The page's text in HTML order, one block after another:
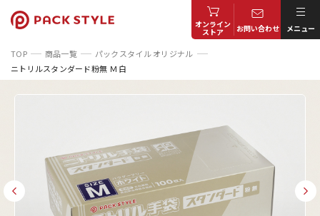
オンライン
ストア お問い合わせ メニュー
TOP 商品一覧
パックスタイル オリジナル
ニトリルスタンダード粉無 Ｍ 白